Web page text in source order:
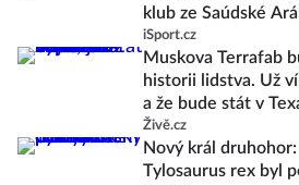
klub ze Saúdské
iSport.cz
Muskova Terrafab
historii lidstva. Už
a že bude stát v
Živě.cz
Nový král
Tylosaurus rex byl